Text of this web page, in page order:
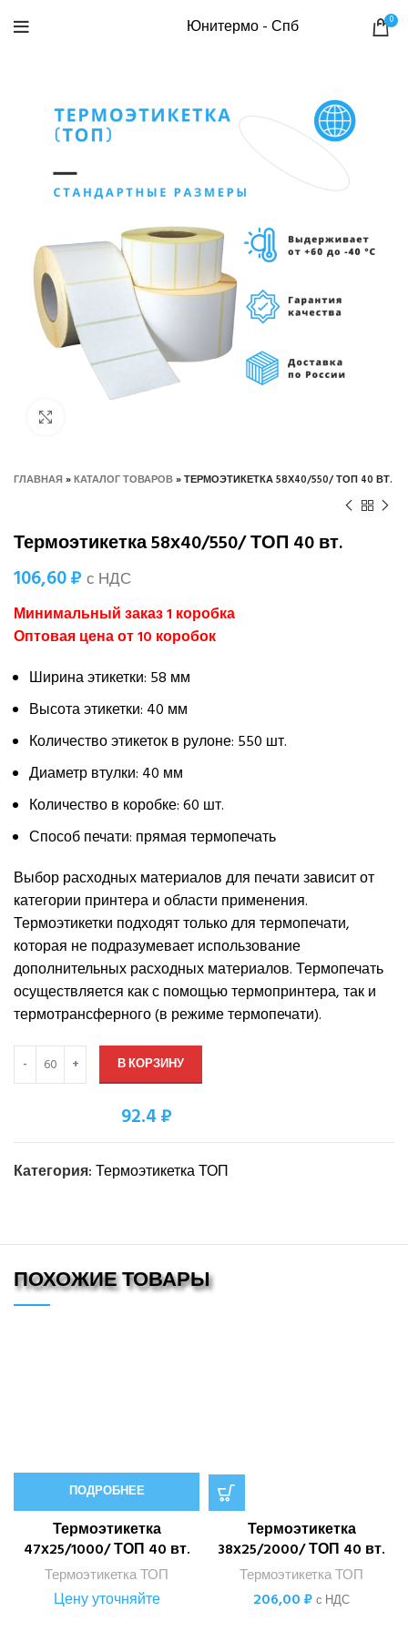
Юнитермо - Спб 0
ГЛАВНАЯ»КАТАЛОГ ТОВАРОВ»ТЕРМОЭТИКЕТКА 58Х40/550/ ТОП 40 ВТ.
Термоэтикетка 58х40/550/ ТОП 40 вт.
106,60₽ с НДС
Минимальный заказ 1 коробка
Оптовая цена от 10 коробок
Ширина этикетки: 58 мм
Высота этикетки: 40 мм
Количество этикеток в рулоне: 550 шт.
Диаметр втулки: 40 мм
Количество в коробке: 60 шт.
Способ печати: прямая термопечать
Выбор расходных материалов для печати зависит от
категории принтера и области применения.
Термоэтикетки подходят только для термопечати,
которая не подразумевает использование
дополнительных расходных материалов. Термопечать
осуществляется как с помощью термопринтера, так и
термотрансферного (в режиме термопечати).
В КОРЗИНУ
92.4 ₽
Категория:Термоэтикетка ТОП
ПОХОЖИЕ ТОВАРЫ
ПОДРОБНЕЕ
Термоэтикетка
47х25/1000/ ТОП 40 вт.
Термоэтикетка ТОП
Цену уточняйте
Термоэтикетка
38х25/2000/ ТОП 40 вт.
Термоэтикетка ТОП
206,00₽с НДС